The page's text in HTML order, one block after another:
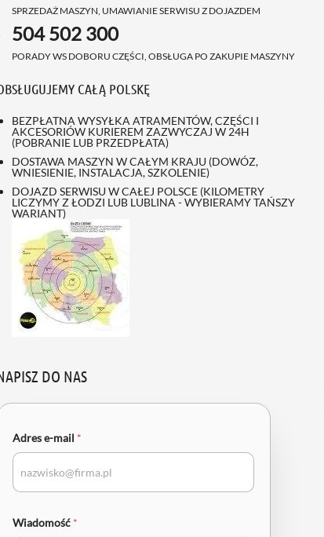
SPRZEDAŻ MASZYN, UMAWIANIE SERWISU Z DOJAZDEM
504 502 300
PORADY WS DOBORU CZĘŚCI, OBSŁUGA PO ZAKUPIE MASZYNY
CAŁĄ POLSKĘ
BEZPŁATNA WYSYŁKA ATRAMENTÓW, CZĘŚCI I
AKCESORIÓW KURIEREM ZAZWYCZAJ W 24H
(POBRANIE LUB PRZEDPŁATA)
DOSTAWA MASZYN W CAŁYM KRAJU (DOWÓZ,
WNIESIENIE, INSTALACJA, SZKOLENIE)
DOJAZD SERWISU W CAŁEJ POLSCE (KILOMETRY
LICZYMY Z ŁODZI LUB LUBLINA - WYBIERAMY TAŃSZY
WARIANT)
DO NAS
Adres e-mail *
Wiadomość *